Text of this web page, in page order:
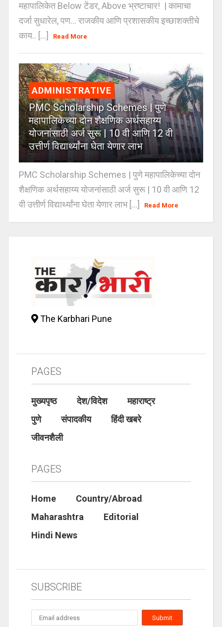
महापालिकेत Below टेंडर, Above भ्रष्टाचार! | कामाचा
दर्जा सुधारेल, पण… राजकीय आणि प्रशासकीय इच्छाशक्तीचे
काय.. [...]
Read More
ADMINISTRATIVE
PMC Scholarship Schemes | पुणे
महापालिकेच्या दोन शैक्षणिक अर्थसहाय्य
योजनांसाठी अर्ज सुरू | 10 वी आणि 12 वी
उत्तीर्ण विद्यार्थ्यांना घेता येणार लाभ
PMC Scholarship Schemes | पुणे महापालिकेच्या दोन
शैक्षणिक अर्थसहाय्य योजनांसाठी अर्ज सुरू | 10 वी आणि 12
वी उत्तीर्ण विद्यार्थ्यांना घेता येणार लाभ [...]
Read More
The Karbhari Pune
PAGES
मुख्यपृष्ठ देश/विदेश
महाराष्ट्र
पुणे
संपादकीय
हिंदी खबरे
जीवनशैली
PAGES
Home
Country/Abroad
Maharashtra
Editorial
Hindi News
SUBSCRIBE